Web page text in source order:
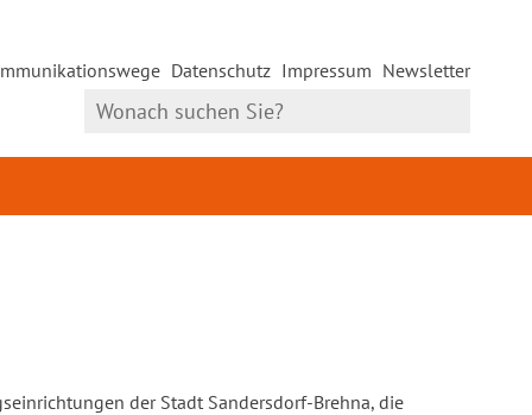
Datenschutz Impressum Newsletter
der Stadt Sandersdorf-Brehna, die